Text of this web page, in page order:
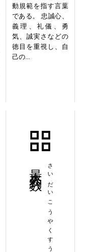
動規範を指す言葉
である。 忠誠心、
義理、礼儀、勇
気、誠実さなどの
徳目を重視し、自
己の...
さいだいこうやくすう